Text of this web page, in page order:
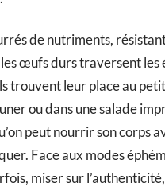
de nutriments,
œufs durs traversent les
trouvent leur place au
ou dans une salade
peut nourrir son corps
Face aux modes
miser sur